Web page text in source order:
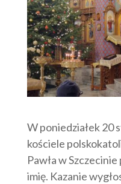
W poniedziałek 20
kościele
Pawła w
imię. Kazanie